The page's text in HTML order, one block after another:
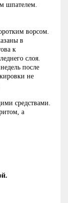
шпателем.
ворсом.
в
к
слоя.
после
не
средствами.
а